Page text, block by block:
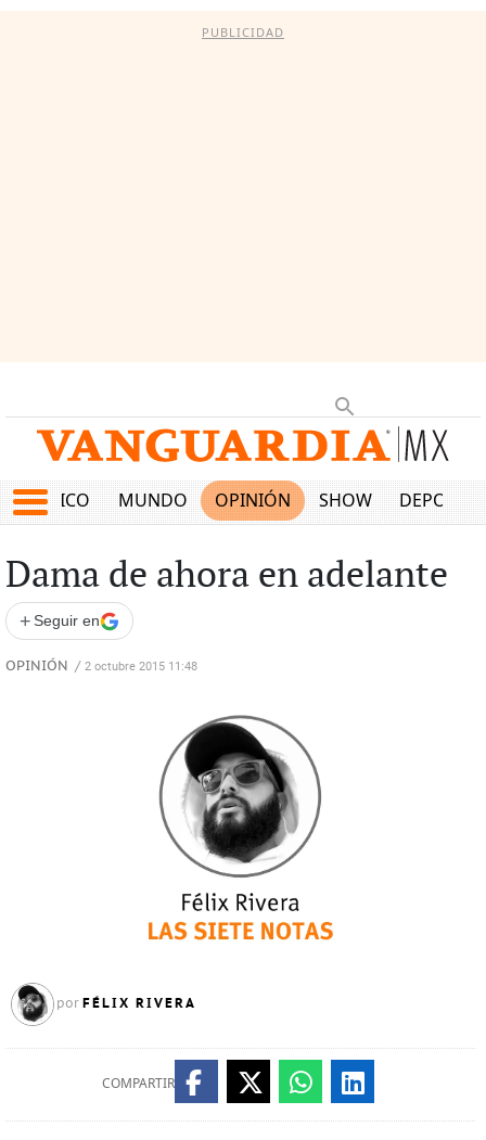
PUBLICIDAD
MÉXICO MUNDO OPINIÓN SHOW
Dama de ahora en adelante
+ Seguir en
OPINIÓN / 2 octubre 2015 11:48
por FÉLIX RIVERA
COMPARTIR